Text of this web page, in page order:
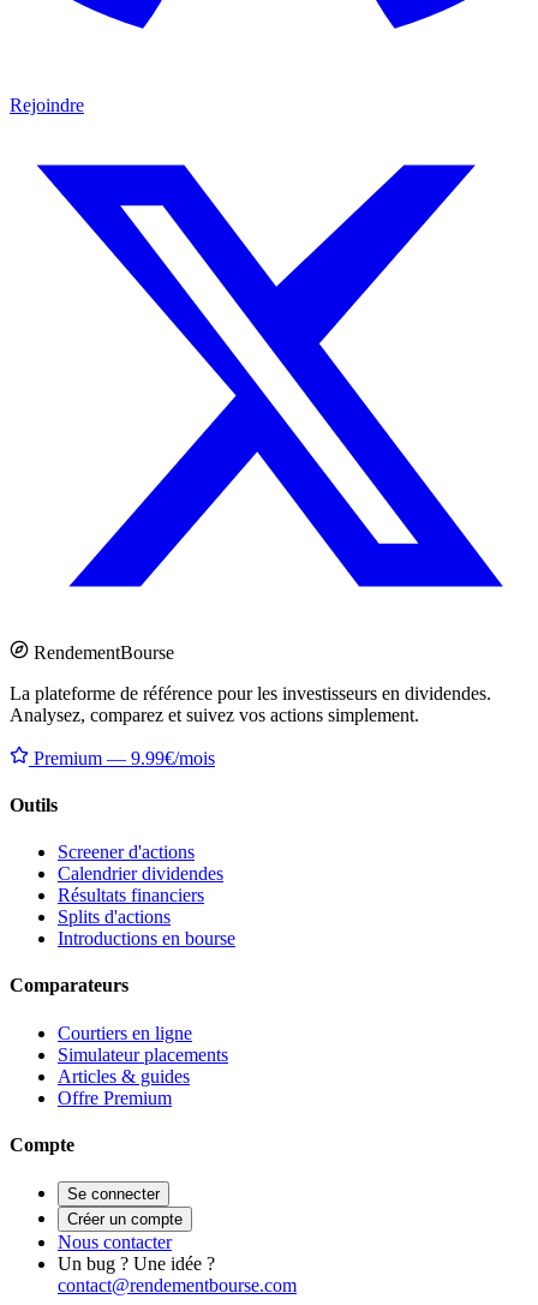
Rejoindre
RendementBourse
La plateforme de référence pour les investisseurs en dividendes.
Analysez, comparez et suivez vos actions simplement.
Premium — 9.99€/mois
Outils
Screener d'actions
Calendrier dividendes
Résultats financiers
Splits d'actions
Introductions en bourse
Comparateurs
Courtiers en ligne
Simulateur placements
Articles & guides
Offre Premium
Compte
Se connecter
Créer un compte
Nous contacter
Un bug ? Une idée ?
contact@rendementbourse.com